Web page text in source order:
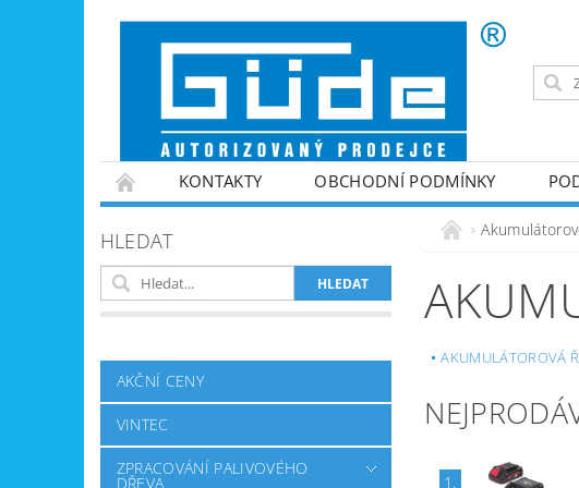
KONTAKTY OBCHODNÍ PODMÍNKY
ZPRACOVÁNÍ PALIVOVÉHO DŘEVA
ZAHRADNÍ TECHNIKA
ZPRACOVÁNÍ KOVU
GENERÁTORY PROUDU
VYBAVENÍ DÍLEN
HLEDAT
AKČNÍ CENY
VINTEC
ZPRACOVÁNÍ PALIVOVÉHO
DŘEVA
AKUMULÁTOROVÁ
1.